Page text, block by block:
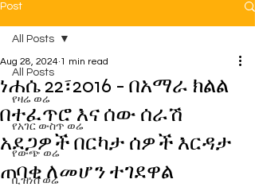
Post
All Posts
የዛሬ ወሬ
የአገር ውስጥ ወሬ
የውጭ ወሬ
ቢዝነስ ወሬ
All Posts
ነሐሴ 22፣2016 - በአማራ ክልል
በተፈጥሮ እና ሰው ሰራሽ
አደጋዎች በርካታ ሰዎች እርዳታ
ጠባቂ ለመሆን ተገደዋል
Aug 28, 2024 1 min read